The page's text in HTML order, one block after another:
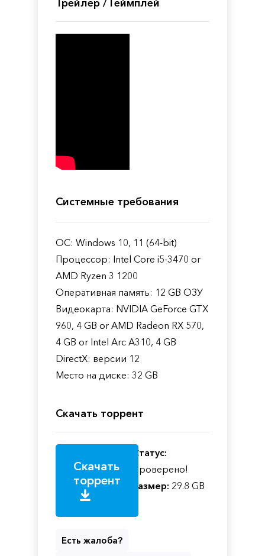
Трейлер / Геймплей
Системные требования
ОС: Windows 10, 11 (64-bit)
Процессор: Intel Core i5-3470 or
AMD Ryzen 3 1200
Оперативная память: 12 GB ОЗУ
Видеокарта: NVIDIA GeForce GTX
960, 4 GB or AMD Radeon RX 570,
4 GB or Intel Arc A310, 4 GB
DirectX: версии 12
Место на диске: 32 GB
Скачать торрент
Скачать
торрент
Статус:
Проверено!
Размер: 29.8 GB
Есть жалоба?